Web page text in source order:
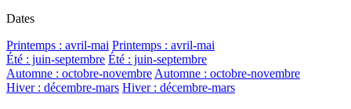
Dates
Printemps : avril-mai Printemps : avril-mai
Été : juin-septembre Été : juin-septembre
Automne : octobre-novembreAutomne : octobre-novembre
Hiver : décembre-mars Hiver : décembre-mars